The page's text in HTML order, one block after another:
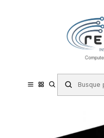
Grabadoras DVD y Blu-Ray
Asus SDRW-08D2S-U Lite